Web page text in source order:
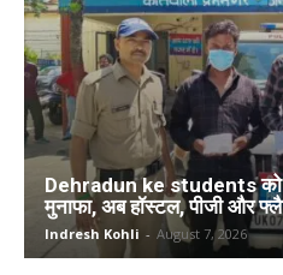
Dehradun ke students को
मुनाफा, अब हॉस्टल, पीजी और
Indresh Kohli - August 7, 2026